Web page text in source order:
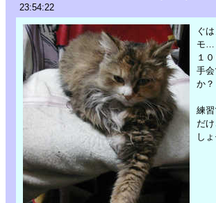
23:54:22
ぐ
モ…
１
手
か
練
だ
し